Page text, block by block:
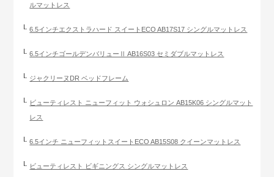
ルマットレス
6.5インチエクストラハード スイートECO AB17S17 シングルマットレス
6.5インチゴールデンバリューⅡ AB16S03 セミダブルマットレス
ジャクリーヌDR ベッドフレーム
ビューティレスト ニューフィット ウォシュロン AB15K06 シングルマット
レス
6.5インチ ニューフィットスイートECO AB15S08 クイーンマットレス
ビューティレスト ビギニングス シングルマットレス